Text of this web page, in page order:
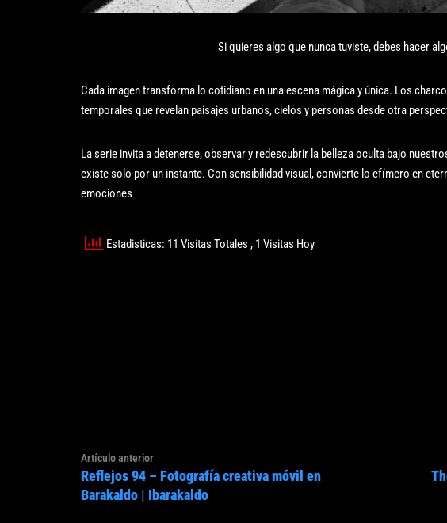
Si quieres algo que nunca tuviste, debes hacer
Cada imagen transforma lo cotidiano en una escena mágica y única. Los
temporales que revelan paisajes urbanos, cielos y personas desde otra
La serie invita a detenerse, observar y redescubrir la belleza oculta bajo
existe solo por un instante. Con sensibilidad visual, convierte lo efímero en
emociones
Estadisticas: 11 Visitas Totales , 1 Visitas Hoy
Navegación
de
entradas
Artículo anteriorArtículo
anterior:
Reflejos 94 – Fotografía creativa móvil en
Barakaldo | Ibarakaldo